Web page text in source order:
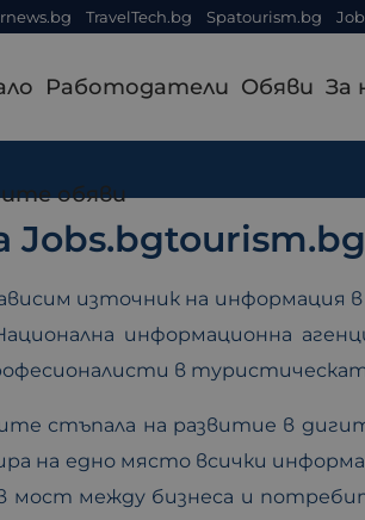
TravelTech.bg Spatourism.bg
Работодатели Обяви За
обяви
Jobs.bgtourism.bg
източник на информация
информационна
в
стъпала на развитие в
на едно място всички
мост между бизнеса и